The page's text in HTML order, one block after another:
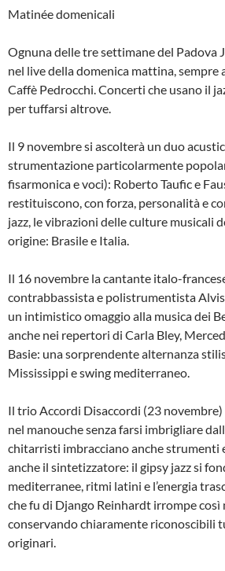
Matinée domenicali
Ognuna delle tre settimane del Padova
nel live della domenica mattina, sempre
Caffè Pedrocchi. Concerti che usano il
per tuffarsi altrove.
Il 9 novembre si ascolterà un duo
strumentazione particolarmente
fisarmonica e voci): Roberto Taufic e
restituiscono, con forza, personalità e
jazz, le vibrazioni delle culture musicali
origine: Brasile e Italia.
Il 16 novembre la cantante italo-
contrabbassista e polistrumentista
un intimistico omaggio alla musica dei
anche nei repertori di Carla Bley,
Basie: una sorprendente alternanza
Mississippi e swing mediterraneo.
Il trio Accordi Disaccordi (23 novembre)
nel manouche senza farsi imbrigliare
chitarristi imbracciano anche strumenti
anche il sintetizzatore: il gipsy jazz si
mediterranee, ritmi latini e l’energia
che fu di Django Reinhardt irrompe
conservando chiaramente riconoscibili
originari.